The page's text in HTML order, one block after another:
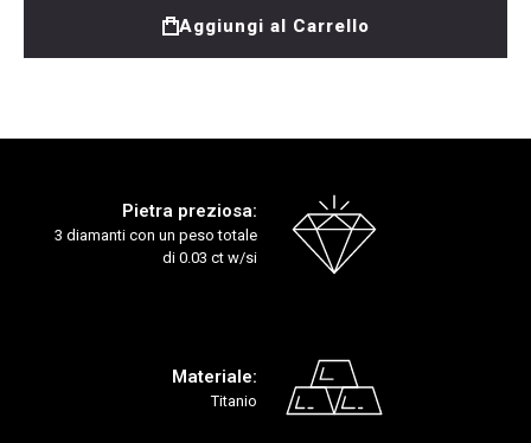
Aggiungi al Carrello
Pietra preziosa:
3 diamanti con un peso totale
di 0.03 ct w/si
Materiale:
Titanio